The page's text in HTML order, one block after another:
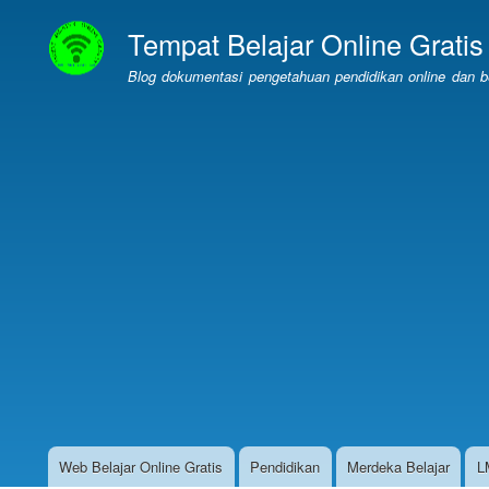
Tempat Belajar Online Gratis
Blog dokumentasi pengetahuan pendidikan online dan
Website
Web Belajar Online Gratis Pendidikan Merdeka Belajar